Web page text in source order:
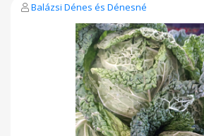
Balázsi Dénes és Dénesné